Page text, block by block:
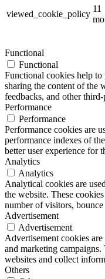
viewed_cookie_policy
11
Functional
Functional
Functional cookies help
sharing the content of the
feedbacks, and other
Performance
Performance
Performance cookies are
performance indexes of
better user experience for
Analytics
Analytics
Analytical cookies are
the website. These
number of visitors,
Advertisement
Advertisement
Advertisement cookies
and marketing
websites and collect
Others